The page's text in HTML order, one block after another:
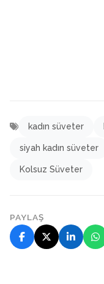
kadın süveter
siyah kadın süveter
Kolsuz Süveter
PAYLAŞ